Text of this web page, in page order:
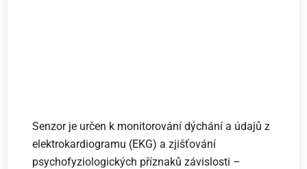
Senzor je určen k monitorování dýchání a údajů z
elektrokardiogramu (EKG) a zjišťování
psychofyziologických příznaků závislosti –